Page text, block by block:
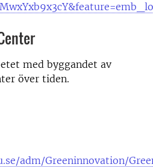
med byggandet av
över tiden.
adm/Greeninnovation/